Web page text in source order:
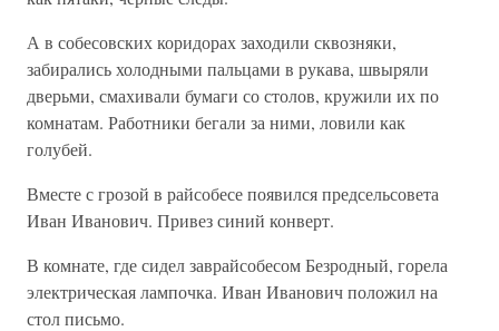
А в собесовских коридорах заходили сквозняки,
забирались холодными пальцами в рукава, швыряли
дверьми, смахивали бумаги со столов, кружили их по
комнатам. Работники бегали за ними, ловили как
голубей.
Вместе с грозой в райсобесе появился предсельсовета
Иван Иванович. Привез синий конверт.
В комнате, где сидел заврайсобесом Безродный, горела
электрическая лампочка. Иван Иванович положил на
стол письмо.